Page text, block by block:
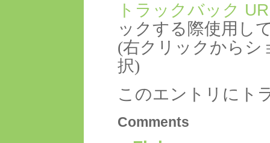
トラックバック
ックする際使用し
(右クリックからシ
択)
このエントリにト
Comments